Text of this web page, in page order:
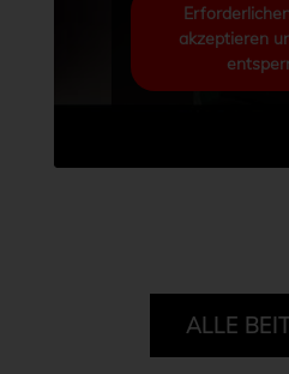
akzeptieren
ALLE